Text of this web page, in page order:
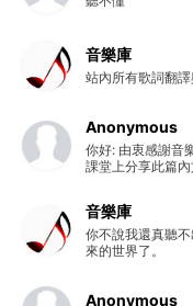
音樂庫
站內所有歌詞翻
Anonymous
你好: 由衷感謝音
課堂上分享此篇
音樂庫
你不說我還真聽
來的世界了。
Anonymous